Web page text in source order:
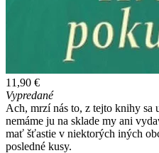
11,90 €
Vypredané
Ach, mrzí nás to, z tejto knihy sa
nemáme ju na sklade my ani
mať šťastie v niektorých iných
posledné kusy.